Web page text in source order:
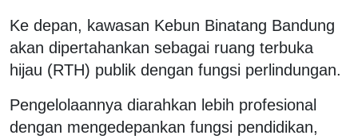
Ke depan, kawasan Kebun Binatang Bandung
akan dipertahankan sebagai ruang terbuka
hijau (RTH) publik dengan fungsi perlindungan.
Pengelolaannya diarahkan lebih profesional
dengan mengedepankan fungsi pendidikan,